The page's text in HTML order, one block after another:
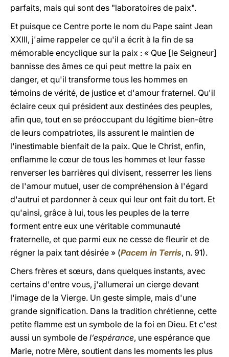
parfaits, mais qui sont des "laboratoires de paix".
Et puisque ce Centre porte le nom du Pape saint Jean
XXIII, j'aime rappeler ce qu'il a écrit à la fin de sa
mémorable encyclique sur la paix : « Que [le Seigneur]
bannisse des âmes ce qui peut mettre la paix en
danger, et qu'il transforme tous les hommes en
témoins de vérité, de justice et d'amour fraternel. Qu'il
éclaire ceux qui président aux destinées des peuples,
afin que, tout en se préoccupant du légitime bien-être
de leurs compatriotes, ils assurent le maintien de
l'inestimable bienfait de la paix. Que le Christ, enfin,
enflamme le cœur de tous les hommes et leur fasse
renverser les barrières qui divisent, resserrer les liens
de l'amour mutuel, user de compréhension à l'égard
d'autrui et pardonner à ceux qui leur ont fait du tort. Et
qu'ainsi, grâce à lui, tous les peuples de la terre
forment entre eux une véritable communauté
fraternelle, et que parmi eux ne cesse de fleurir et de
régner la paix tant désirée » (Pacem in Terris, n. 91).
Chers frères et sœurs, dans quelques instants, avec
certains d'entre vous, j'allumerai un cierge devant
l'image de la Vierge. Un geste simple, mais d'une
grande signification. Dans la tradition chrétienne, cette
petite flamme est un symbole de la foi en Dieu. Et c'est
aussi un symbole de l’espérance, une espérance que
Marie, notre Mère, soutient dans les moments les plus